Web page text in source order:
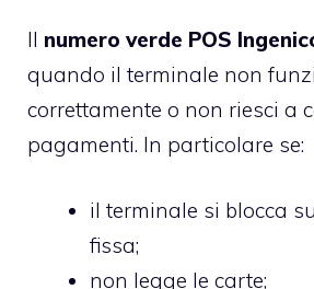
Il numero verde POS
quando il terminale non
correttamente o non riesci a
pagamenti. In particolare se:
il terminale si blocca
fissa;
non legge le carte;